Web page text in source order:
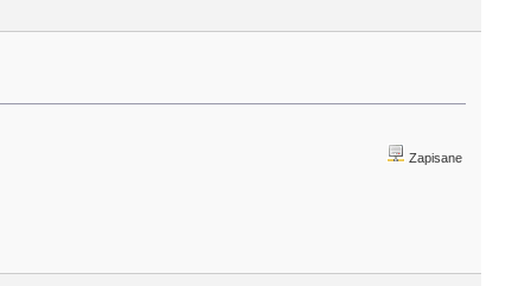
Zapisane